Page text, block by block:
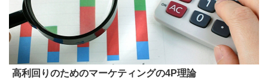
高利回りのためのマーケティングの4P理論